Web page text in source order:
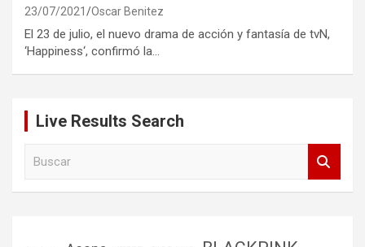
23/07/2021 Oscar Benitez
El 23 de julio, el nuevo drama de acción y fantasía de tvN,
‘Happiness‘, confirmó la…
Live Results Search